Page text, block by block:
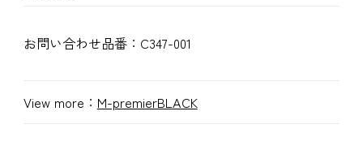
お問い合わせ品番： C347-001
View more： M-premierBLACK